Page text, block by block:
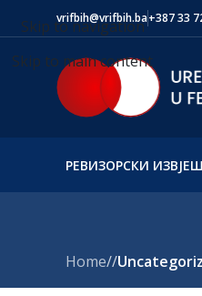
Skip to navigation
Skip to main content
vrifbih@vrifbih.ba+387 33
РЕВИЗОРСКИ
Home/